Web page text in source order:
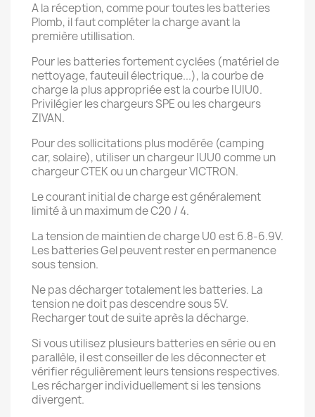
A la réception, comme pour toutes les batteries
Plomb, il faut compléter la charge avant la
première utillisation.
Pour les batteries fortement cyclées (matériel de
nettoyage, fauteuil électrique...), la courbe de
charge la plus appropriée est la courbe IUIU0.
Privilégier les chargeurs SPE ou les chargeurs
ZIVAN.
Pour des sollicitations plus modérée (camping
car, solaire), utiliser un chargeur IUU0 comme un
chargeur CTEK ou un chargeur VICTRON.
Le courant initial de charge est généralement
limité à un maximum de C20 / 4.
La tension de maintien de charge U0 est 6.8-6.9V.
Les batteries Gel peuvent rester en permanence
sous tension.
Ne pas décharger totalement les batteries. La
tension ne doit pas descendre sous 5V.
Recharger tout de suite après la décharge.
Si vous utilisez plusieurs batteries en série ou en
parallèle, il est conseiller de les déconnecter et
vérifier régulièrement leurs tensions respectives.
Les récharger individuellement si les tensions
divergent.